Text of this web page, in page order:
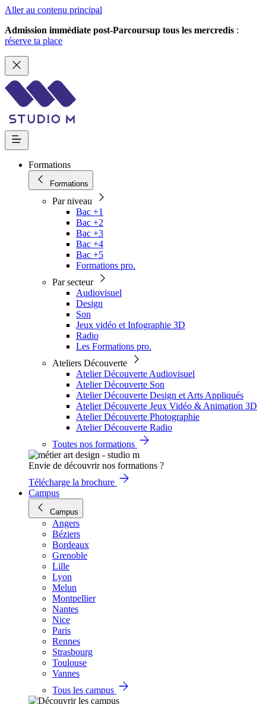
Aller au contenu principal
Admission immédiate post-Parcoursup tous les mercredis :
réserve ta place
Formations
Formations
Par niveau
Bac +1
Bac +2
Bac +3
Bac +4
Bac +5
Formations pro.
Par secteur
Audiovisuel
Design
Son
Jeux vidéo et Infographie 3D
Radio
Les Formations pro.
Ateliers Découverte
Atelier Découverte Audiovisuel
Atelier Découverte Son
Atelier Découverte Design et Arts Appliqués
Atelier Découverte Jeux Vidéo & Animation 3D
Atelier Découverte Photographie
Atelier Découverte Radio
Toutes nos formations
Envie de découvrir nos formations ?
Télécharge la brochure
Campus
Campus
Angers
Béziers
Bordeaux
Grenoble
Lille
Lyon
Melun
Montpellier
Nantes
Nice
Paris
Rennes
Strasbourg
Toulouse
Vannes
Tous les campus